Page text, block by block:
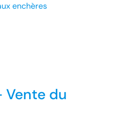
enchères
Vente du